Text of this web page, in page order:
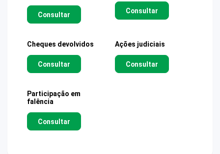
Consultar Consultar
Cheques devolvidos
Consultar
Ações judiciais
Consultar
Participação em
falência
Consultar